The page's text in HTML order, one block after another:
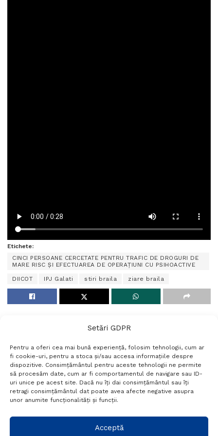
Setări GDPR
Pentru a oferi cea mai bună experiență, folosim tehnologii, cum ar
fi cookie-uri, pentru a stoca și/sau accesa informațiile despre
dispozitive. Consimțământul pentru aceste tehnologii ne permite
să procesăm date, cum ar fi comportamentul de navigare sau ID-
uri unice pe acest site. Dacă nu îți dai consimțământul sau îți
retragi consimțământul dat poate avea afecte negative asupra
unor anumite funcționalități și funcții.
Acceptă
Etichete:
CINCI PERSOANE CERCETATE PENTRU TRAFIC DE DROGURI DE
MARE RISC ȘI EFECTUAREA DE OPERAȚIUNI CU PSIHOACTIVE
DIICOT IPJ Galati stiri braila ziare braila
Termeni si conditii
Politică de confidențialitate
Politica cookies
Setări GDPR
+40 788 760 194